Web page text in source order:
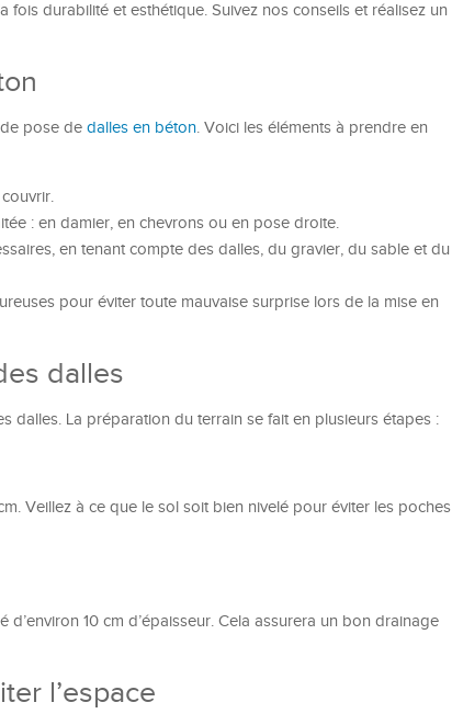
durabilité et esthétique. Suivez nos conseils et réalisez un
pose de dalles en béton. Voici les éléments à prendre en
: en damier, en chevrons ou en pose droite.
en tenant compte des dalles, du gravier, du sable et du
pour éviter toute mauvaise surprise lors de la mise en
dalles
La préparation du terrain se fait en plusieurs étapes :
Veillez à ce que le sol soit bien nivelé pour éviter les poches
10 cm d’épaisseur. Cela assurera un bon drainage
l’espace